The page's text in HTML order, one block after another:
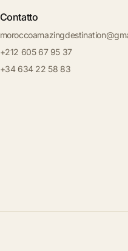
Contatto
+212 605 67 95 37
+34 634 22 58 83